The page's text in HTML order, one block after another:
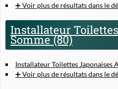
➕ Voir plus de résultats dans le
Installateur
Somme (80)
Installateur Toilettes Japonaises
➕ Voir plus de résultats dans le